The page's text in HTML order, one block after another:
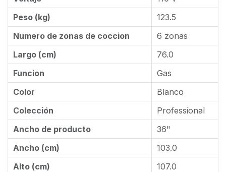
Peso (kg)
123.5
Numero de zonas de coccion
6 zonas
Largo (cm)
76.0
Funcion
Gas
Color
Blanco
Colección
Professional
Ancho de producto
36"
Ancho (cm)
103.0
Alto (cm)
107.0